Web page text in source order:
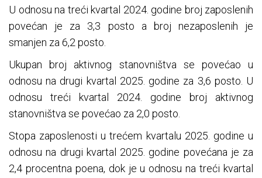
U odnosu na treći kvartal 2024. godine broj zaposlenih
povećan je za 3,3 posto a broj nezaposlenih je
smanjen za 6,2 posto.
Ukupan broj aktivnog stanovništva se povećao u
odnosu na drugi kvartal 2025. godine za 3,6 posto. U
odnosu treći kvartal 2024. godine broj aktivnog
stanovništva se povećao za 2,0 posto.
Stopa zaposlenosti u trećem kvartalu 2025. godine u
odnosu na drugi kvartal 2025. godine povećana je za
2,4 procentna poena, dok je u odnosu na treći kvartal